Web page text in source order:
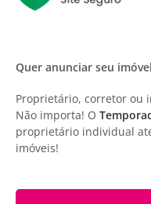
Quer anunciar seu
Proprietário, corretor ou
Não importa! O
proprietário individual
imóveis!